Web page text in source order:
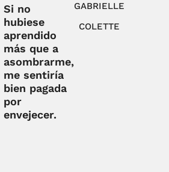
Si no
hubiese
aprendido
más que a
asombrarme,
me sentiría
bien pagada
por
envejecer.
GABRIELLE
COLETTE